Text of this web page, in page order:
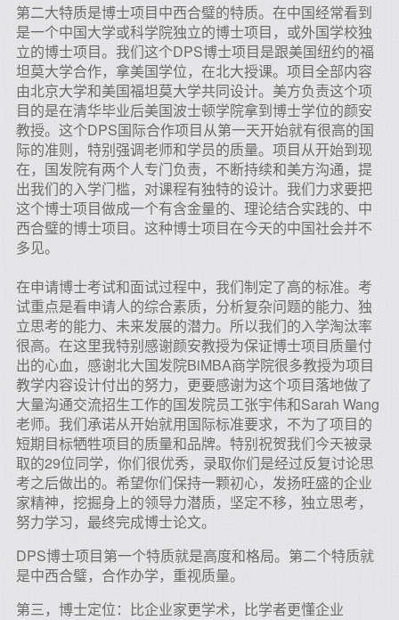
第二大特质是博士项目中西合璧的特质。在中国经常看到
是一个中国大学或科学院独立的博士项目，或外国学校独
立的博士项目。我们这个DPS博士项目是跟美国纽约的福
坦莫大学合作，拿美国学位，在北大授课。项目全部内容
由北京大学和美国福坦莫大学共同设计。美方负责这个项
目的是在清华毕业后美国波士顿学院拿到博士学位的颜安
教授。这个DPS国际合作项目从第一天开始就有很高的国
际的准则，特别强调老师和学员的质量。项目从开始到现
在，国发院有两个人专门负责，不断持续和美方沟通，提
出我们的入学门槛，对课程有独特的设计。我们力求要把
这个博士项目做成一个有含金量的、理论结合实践的、中
西合璧的博士项目。这种博士项目在今天的中国社会并不
多见。
在申请博士考试和面试过程中，我们制定了高的标准。考
试重点是看申请人的综合素质，分析复杂问题的能力、独
立思考的能力、未来发展的潜力。所以我们的入学淘汰率
很高。在这里我特别感谢颜安教授为保证博士项目质量付
出的心血，感谢北大国发院BiMBA商学院很多教授为项目
教学内容设计付出的努力，更要感谢为这个项目落地做了
大量沟通交流招生工作的国发院员工张宇伟和Sarah Wang
老师。我们承诺从开始就用国际标准要求，不为了项目的
短期目标牺牲项目的质量和品牌。特别祝贺我们今天被录
取的29位同学，你们很优秀，录取你们是经过反复讨论思
考之后做出的。希望你们保持一颗初心，发扬旺盛的企业
家精神，挖掘身上的领导力潜质，坚定不移，独立思考，
努力学习，最终完成博士论文。
DPS博士项目第一个特质就是高度和格局。第二个特质就
是中西合璧，合作办学，重视质量。
第三，博士定位：比企业家更学术，比学者更懂企业